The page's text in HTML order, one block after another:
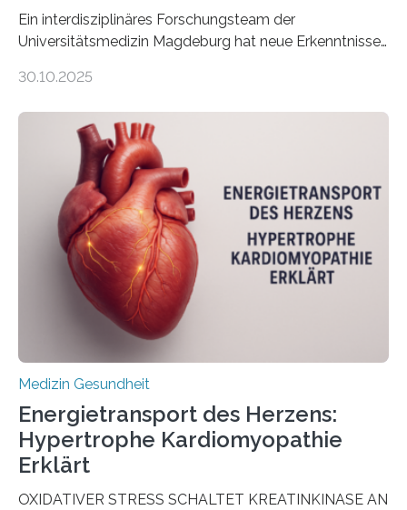
Ein interdisziplinäres Forschungsteam der
Universitätsmedizin Magdeburg hat neue Erkenntnisse
behandelt werden kann. In ihrer aktuellen Studie,
Oncology, zeigen die Forschenden, dass Mini-Tumore
aus Gewebe von Patientinnen und Patienten –
sogenannte Organoide – genutzt werden können, um
vorab zu prüfen, welche Medikamente am besten
wirken. Dabei wurde ein Eiweiß identifiziert, das künftig
als Biomarker für die Wahl der passenden Therapie
dienen könnte. Darmkrebs zählt weltweit zu den
häufigsten Krebsarten und stellt…
30.10.2025
Medizin Gesundheit
Energietransport des Herzens:
Hypertrophe Kardiomyopathie
Erklärt
OXIDATIVER STRESS SCHALTET KREATINKINASE AN